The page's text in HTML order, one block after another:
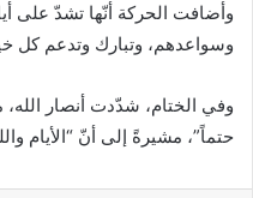
وأضافت الحركة أنّها تشدّ على
وسواعدهم، وتبارك وتدعم كل
وفي الختام، شدّدت أنصار
حتماً”، مشيرةً إلى أنّ “الأيام